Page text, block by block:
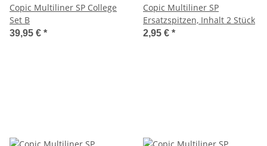
Copic Multiliner SP College
Set B
39,95 € *
Copic Multiliner SP
Ersatzspitzen, Inhalt 2 Stück
2,95 € *